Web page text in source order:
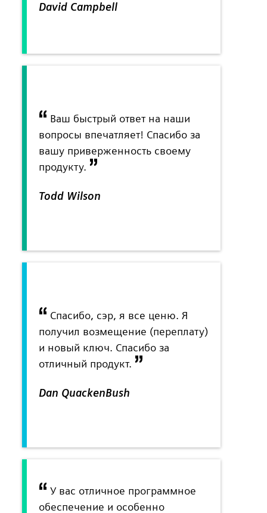
David Campbell
Ваш быстрый ответ на наши
вопросы впечатляет! Спасибо за
вашу приверженность своему
продукту.
Todd Wilson
Спасибо, сэр, я все ценю. Я
получил возмещение (переплату)
и новый ключ. Спасибо за
отличный продукт.
Dan QuackenBush
У вас отличное программное
обеспечение и особенно